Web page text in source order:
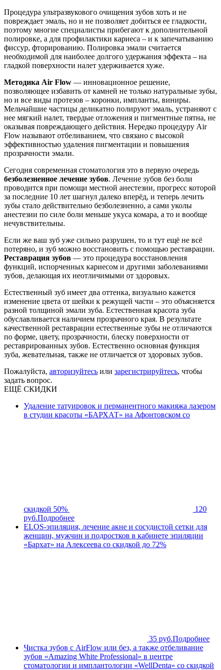
Процедура ультразвукового очищения зубов хоть и не
повреждает эмаль, но и не позволяет добиться ее гладкости,
поэтому многие специалисты прибегают к дополнительной
полировке, а для профилактики кариеса – и к запечатыванию
фиссур, фторированию. Полировка эмали считается
необходимой для наиболее долгого удержания эффекта – на
гладкой поверхности налет удерживается хуже.
Методика Air Flow — инновационное решение,
позволяющее избавить от камней не только натуральные зубы,
но и все виды протезов – коронки, импланты, виниры.
Мельчайшие частицы деликатно полируют эмаль, устраняют с
нее мягкий налет, твердые отложения и пигментные пятна, не
оказывая повреждающего действия. Нередко процедуру Air
Flow называют отбеливанием, что связано с высокой
эффективностью удаления пигментации и повышения
прозрачности эмали.
Сегодня современная стоматология это в первую очередь
безболезненное лечение зубов. Лечение зубов без боли
проводится при помощи местной анестезии, прогресс которой
за последние 10 лет шагнул далеко вперёд, и теперь лечить
зубы стало действительно безболезненно, а сами уколы
анестезии по силе боли меньше укуса комара, а то и вообще
нечувствительны.
Если же ваш зуб уже сильно разрушен, то и тут ещё не всё
потеряно, и зуб можно восстановить с помощью реставрации.
Реставрация зубов — это процедура восстановления
функций, испорченных кариесом и другими заболеваниями
зубов, делающая их неотличимыми от здоровых.
Естественный зуб имеет два оттенка, визуально кажется
изменение цвета от шейки к режущей части – это объясняется
разной толщиной эмали зуба. Естественная красота зуба
обуславливается наличием прозрачного края. В результате
качественной реставрации естественные зубы не отличаются
по форме, цвету, прозрачности, блеску поверхности от
реставрированных зубов. Естественно основная функция
зуба, жевательная, также не отличается от здоровых зубов.
Пожалуйста, авторизуйтесь или зарегистрируйтесь, чтобы
задать вопрос.
ЕЩЁ СКИДКИ
Удаление татуировок и перманентного макияжа лазером
в студии красоты «БАРХАТ» на Афонтовском со
скидкой 50%
120
руб.Подробнее
ELOS-эпиляция, лечение акне и сосудистой сетки для
женщин, мужчин и подростков в кабинете эпиляции
«Бархат» на Алексеева со скидкой до 72%
35 руб.Подробнее
Чистка зубов с AirFlow или без, а также отбеливание
зубов «Amazing White Professional» в центре
стоматологии и имплантологии «WellDenta» со скидкой